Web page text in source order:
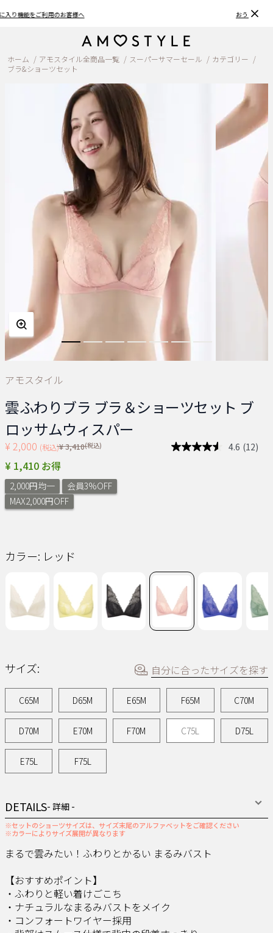
おうちで簡単♪ブラサイズの測り方、選び方
ホーム アモスタイル全商品一覧 スーパーサマーセール
カテゴリー
ブラ&ショーツセット
DETAILS- 詳細 -
※セットのショーツサイズは、サイズ末尾のアルファベットをご確認ください
※カラーによりサイズ展開が異なります
まるで雲みたい！ふわりとかるい まるみバスト
【おすすめポイント】
・ふわりと軽い着けごこち
・ナチュラルなまるみバストをメイク
・コンフォートワイヤー採用
アモスタイル
雲ふわりブラ ブラ＆ショーツセット ブ
ロッサムウィスパー
¥ 2,000 (税込)Price reduced from
¥ 3,410(税込) 4.6 レ
ン
ク。
(12)
¥ 1,410 お得
2,000円均一
会員3%OFF
MAX2,000円OFF
カラー: レッド
サイズ: 自分に合ったサイズを探す
C65M D65M E65M F65M C70M
D70M E70M F70M C75L D75L
E75L F75L